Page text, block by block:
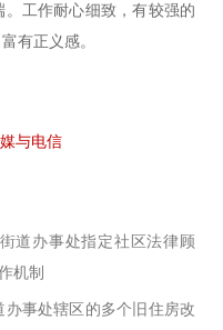
工作耐心细致，有较强的
有正义感。
与电信
道办事处指定社区法律顾
机制
事处辖区的多个旧住房改